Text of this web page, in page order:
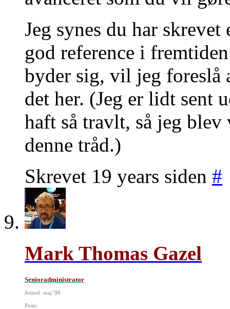
Jeg synes du har
god reference i
byder sig, vil jeg foreslå
det her. (Jeg er lidt sent
haft så travlt, så jeg blev
denne tråd.)
Skrevet 19 years siden #
Mark Thomas Gazel
Senioradministrator
Joined: maj '06
Posts: